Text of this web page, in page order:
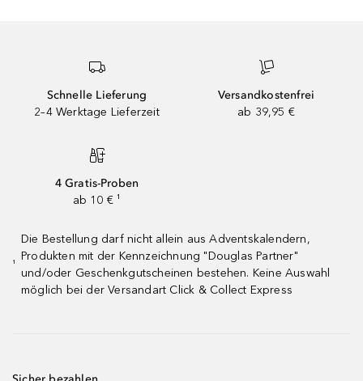
Schnelle Lieferung
2–4 Werktage Lieferzeit
Versandkostenfrei
ab 39,95 €
4 Gratis-Proben
ab 10 € ¹
¹
Die Bestellung darf nicht allein aus Adventskalendern,
Produkten mit der Kennzeichnung "Douglas Partner"
und/oder Geschenkgutscheinen bestehen. Keine Auswahl
möglich bei der Versandart Click & Collect Express